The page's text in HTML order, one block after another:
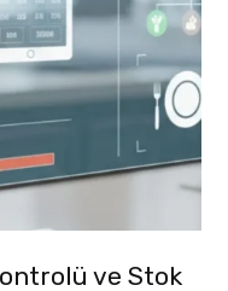
ve Stok